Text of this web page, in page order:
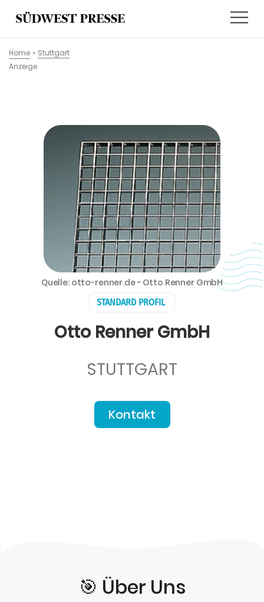
Home » Stuttgart
Anzeige
STANDARD PROFIL
Otto Renner GmbH
STUTTGART
Kontakt
Quelle: otto-renner.de - Otto Renner GmbH
🎯️ Über Uns